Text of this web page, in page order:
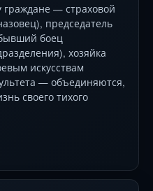
— страховой
председатель
боец
хозяйка
искусствам
— объединяются,
своего тихого